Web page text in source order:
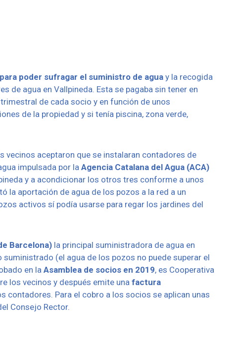
para poder sufragar el suministro de agua y la recogida
de agua en Vallpineda. Esta se pagaba sin tener en
de cada socio y en función de unos
de la propiedad y si tenía piscina, zona verde,
vecinos aceptaron que se instalaran contadores de
impulsada por la Agencia Catalana del Agua (ACA)
y a acondicionar los otros tres conforme a unos
la aportación de agua de los pozos a la red a un
activos sí podía usarse para regar los jardines del
Barcelona) la principal suministradora de agua en
(el agua de los pozos no puede superar el
en la Asamblea de socios en 2019, es Cooperativa
los vecinos y después emite una factura
contadores. Para el cobro a los socios se aplican unas
Consejo Rector.